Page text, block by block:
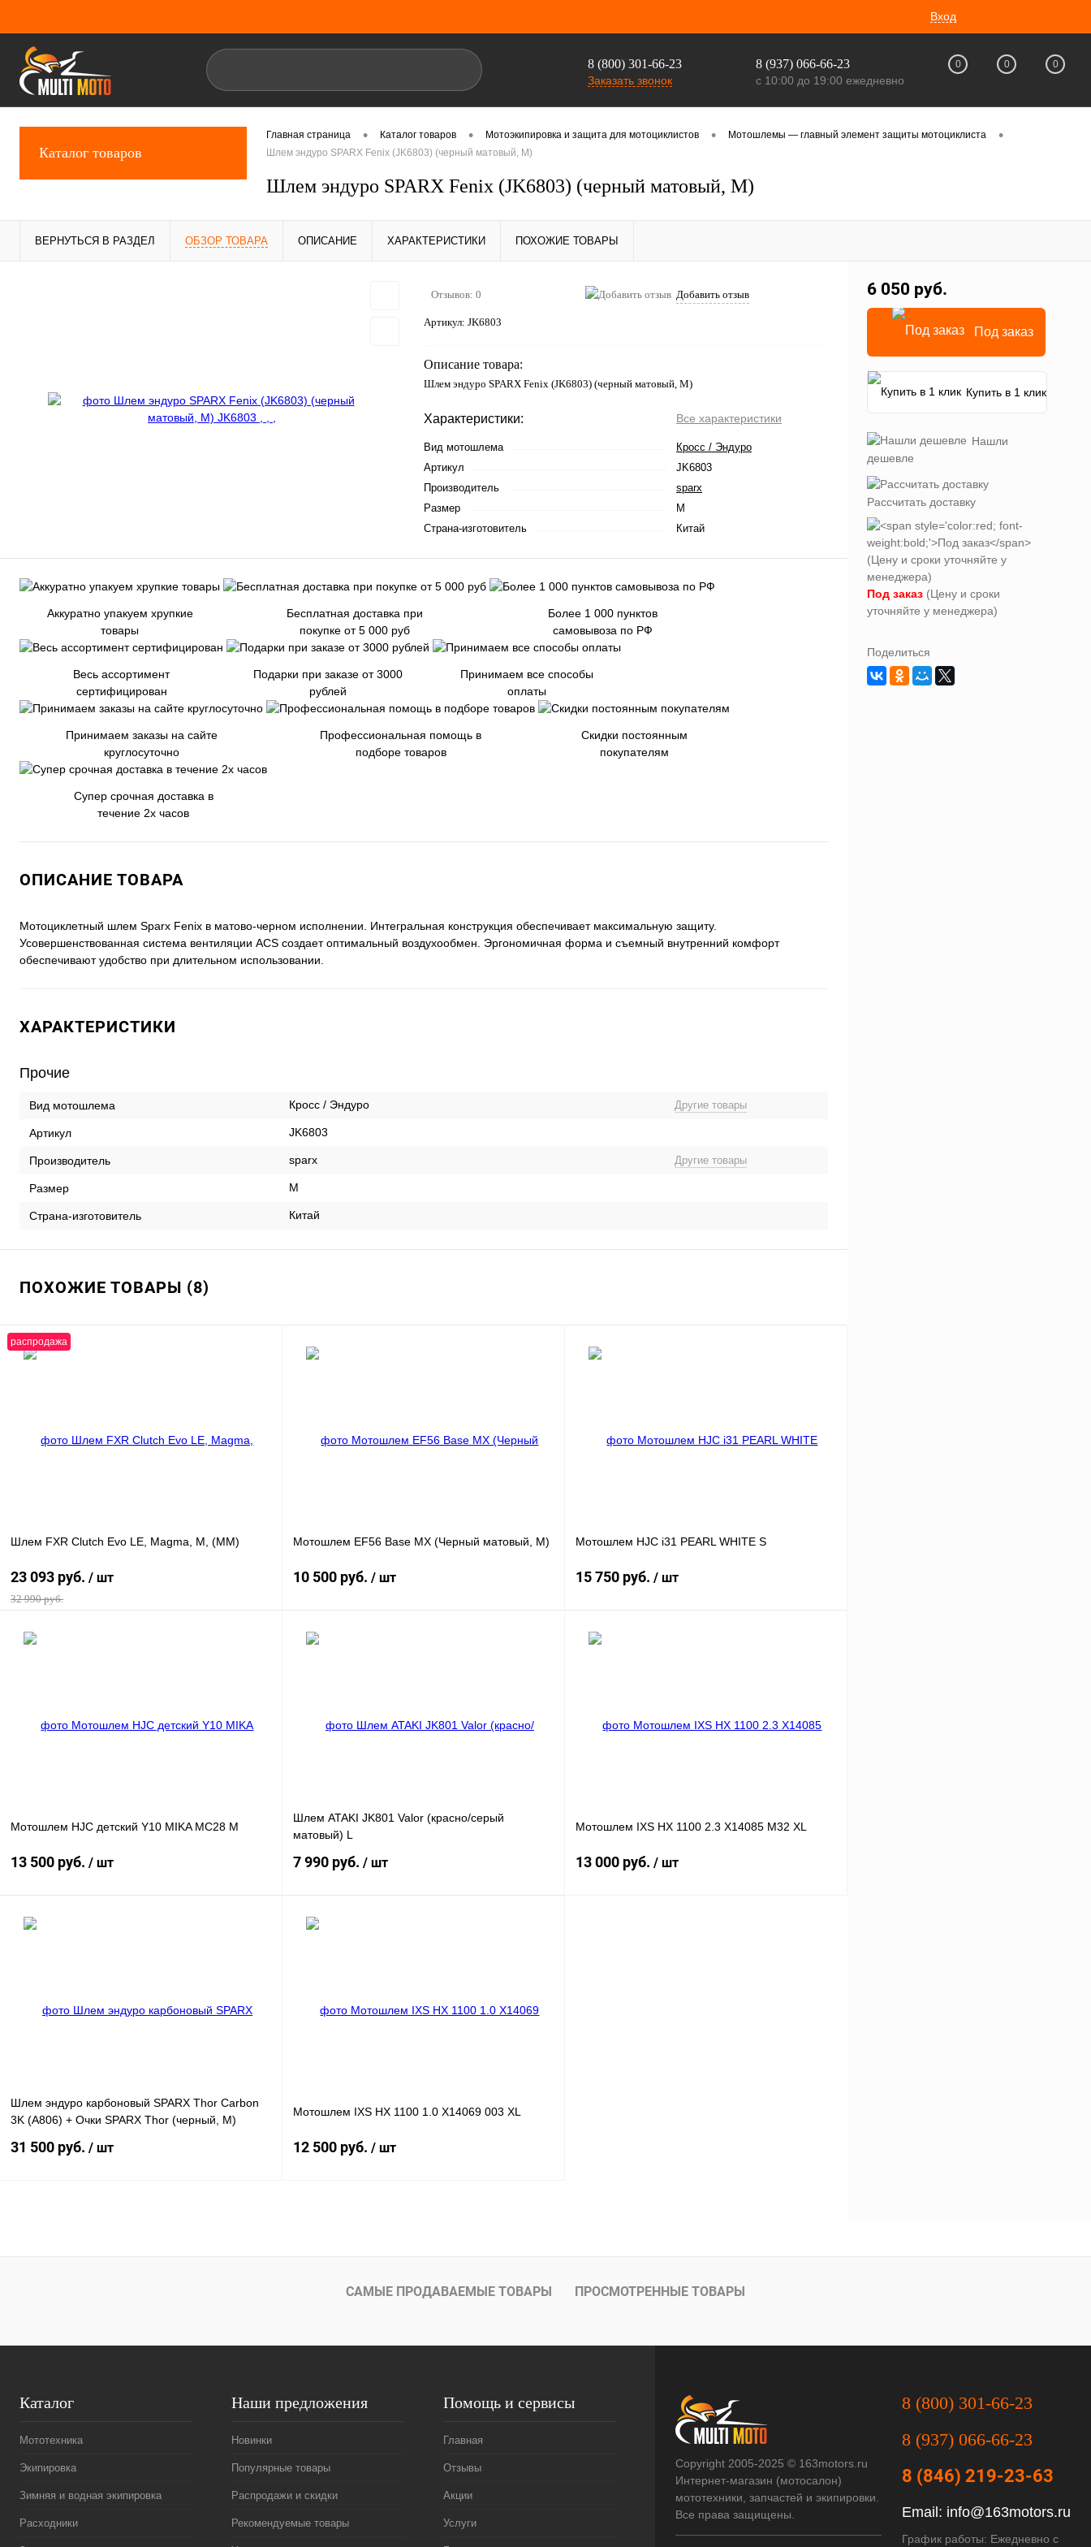
Вход
8 (800) 301-66-23
Заказать звонок
8 (937) 066-66-23
с 10:00 до 19:00 ежедневно
0 0 0
Каталог товаров
Главная страница • Каталог товаров • Мотоэкипировка и защита для мотоциклистов • Мотошлемы — главный элемент защиты мотоциклиста •
Шлем эндуро SPARX Fenix (JK6803) (черный матовый, M)
Шлем эндуро SPARX Fenix (JK6803) (черный матовый, M)
ВЕРНУТЬСЯ В РАЗДЕЛ ОБЗОР ТОВАРА ОПИСАНИЕ ХАРАКТЕРИСТИКИ ПОХОЖИЕ ТОВАРЫ
Отзывов: 0 Добавить отзыв
Артикул: JK6803
Описание товара:
Шлем эндуро SPARX Fenix (JK6803) (черный матовый, M)
Характеристики: Все характеристики
Вид мотошлема
Кросс / Эндуро
Артикул
JK6803
Производитель
sparx
Размер
M
Страна-изготовитель
Китай
Аккуратно упакуем хрупкие
товары
Бесплатная доставка при
покупке от 5 000 руб
Более 1 000 пунктов
самовывоза по РФ
Весь ассортимент
сертифицирован
Подарки при заказе от 3000
рублей
Принимаем все способы
оплаты
Принимаем заказы на сайте
круглосуточно
Профессиональная помощь в
подборе товаров
Скидки постоянным
покупателям
Супер срочная доставка в
течение 2х часов
ОПИСАНИЕ ТОВАРА
Мотоциклетный шлем Sparx Fenix в матово-черном исполнении. Интегральная конструкция обеспечивает максимальную защиту.
Усовершенствованная система вентиляции ACS создает оптимальный воздухообмен. Эргономичная форма и съемный внутренний комфорт
обеспечивают удобство при длительном использовании.
ХАРАКТЕРИСТИКИ
Прочие
Вид мотошлема Кросс / Эндуро Другие товары
Артикул JK6803
Производитель sparx Другие товары
Размер M
Страна-изготовитель Китай
ПОХОЖИЕ ТОВАРЫ (8)
распродажа
Шлем FXR Clutch Evo LE, Magma, M, (MM)
23 093 руб. / шт
32 990 руб.
наличии
Мотошлем EF56 Base MX (Черный матовый, M)
10 500 руб. / шт
наличии
Мотошлем HJC i31 PEARL WHITE S
15 750 руб. / шт
наличии
Мотошлем HJC детский Y10 MIKA MC28 M
13 500 руб. / шт
наличии
Шлем ATAKI JK801 Valor (красно/серый
матовый) L
7 990 руб. / шт
наличии
Мотошлем IXS HX 1100 2.3 X14085 M32 XL
13 000 руб. / шт
Шлем эндуро карбоновый SPARX Thor Carbon
3K (A806) + Очки SPARX Thor (черный, M)
31 500 руб. / шт
Купить в 1 клик К сравнению
Мотошлем IXS HX 1100 1.0 X14069 003 XL
12 500 руб. / шт
Купить в 1 клик К сравнению
В избранное
В
6 050 руб.
Под заказ
Купить в 1 клик
Нашли
дешевле
Рассчитать доставку
Под заказ (Цену и сроки
уточняйте у менеджера)
Поделиться
САМЫЕ ПРОДАВАЕМЫЕ ТОВАРЫ ПРОСМОТРЕННЫЕ ТОВАРЫ
Каталог
Мототехника
Экипировка
Зимняя и водная экипировка
Расходники
Наши предложения
Новинки
Популярные товары
Распродажи и скидки
Рекомендуемые товары
Помощь и сервисы
Главная
Отзывы
Акции
Услуги
Copyright 2005-2025 © 163motors.ru
Интернет-магазин (мотосалон)
мототехники, запчастей и экипировки.
Все права защищены.
8 (800) 301-66-23
8 (937) 066-66-23
8 (846) 219-23-63
Email: info@163motors.ru
График работы: Ежедневно с